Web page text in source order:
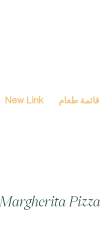
New Link قائمة طعام
Margherita Pizza